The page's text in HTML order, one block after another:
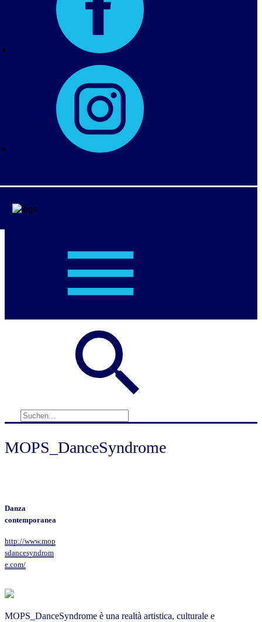
MOPS_DanceSyndrome
Danza
contemporanea
http://www.mop
sdancesyndrom
e.com/
MOPS_DanceSyndrome è una realtà artistica, culturale e